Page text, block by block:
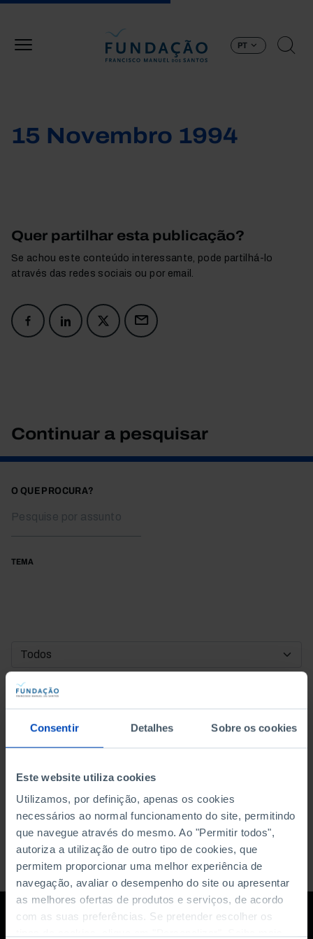
Consentir Detalhes Sobre os cookies
Este website utiliza cookies
Utilizamos, por definição, apenas os cookies
necessários ao normal funcionamento do site, permitindo
que navegue através do mesmo. Ao "Permitir todos",
autoriza a utilização de outro tipo de cookies, que
permitem proporcionar uma melhor experiência de
navegação, avaliar o desempenho do site ou apresentar
as melhores ofertas de produtos e serviços, de acordo
com as suas preferências. Se pretender escolher os
PT
15 Novembro 1994
Quer partilhar esta publicação?
Se achou este conteúdo interessante, pode partilhá-lo
através das redes sociais ou por email.
Continuar a pesquisar
O QUE PROCURA?
TEMA
DATA DE INÍCIO
DATA DE FIM